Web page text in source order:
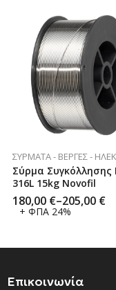
ΣΎΡΜΑΤΑ - ΒΈΡΓΕΣ -
Σύρμα Συγκόλλησης
316L 15kg Novofil
180,00 €–205,00 €
+ ΦΠΑ 24%
Επικοινωνία